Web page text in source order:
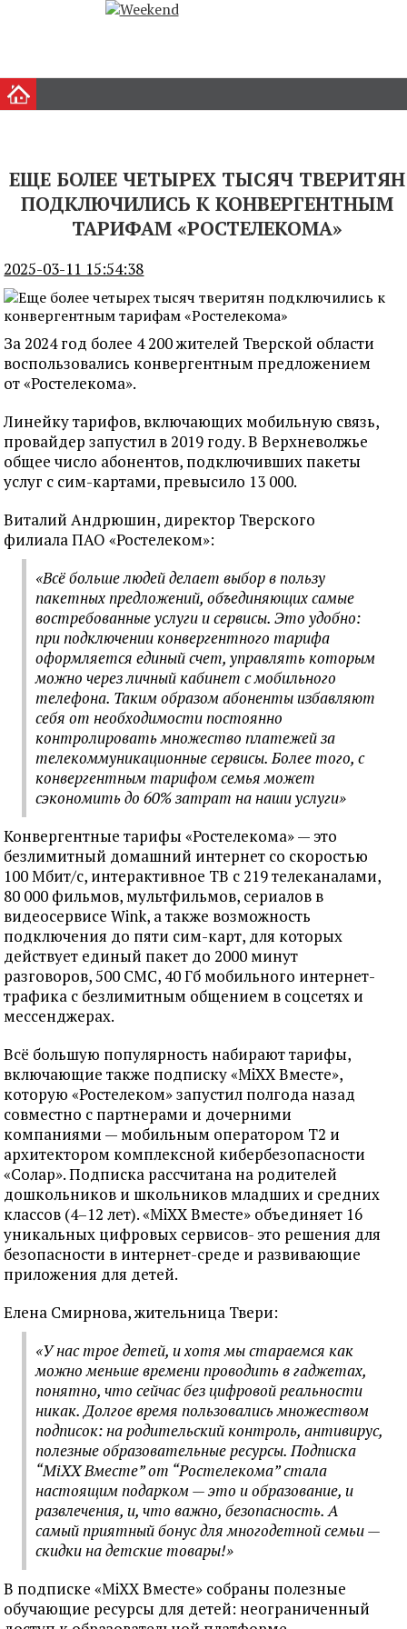
ЕЩЕ БОЛЕЕ ЧЕТЫРЕХ ТЫСЯЧ ТВЕРИТЯН
ПОДКЛЮЧИЛИСЬ К КОНВЕРГЕНТНЫМ
ТАРИФАМ «РОСТЕЛЕКОМА»
2025-03-11 15:54:38
За 2024 год более 4 200 жителей Тверской области
воспользовались конвергентным предложением
от «Ростелекома».
Линейку тарифов, включающих мобильную связь,
провайдер запустил в 2019 году. В Верхневолжье
общее число абонентов, подключивших пакеты
услуг с сим-картами, превысило 13 000.
Виталий Андрюшин, директор Тверского
филиала ПАО «Ростелеком»:
«Всё больше людей делает выбор в пользу
пакетных предложений, объединяющих самые
востребованные услуги и сервисы. Это удобно:
при подключении конвергентного тарифа
оформляется единый счет, управлять которым
можно через личный кабинет с мобильного
телефона. Таким образом абоненты избавляют
себя от необходимости постоянно
контролировать множество платежей за
телекоммуникационные сервисы. Более того, с
конвергентным тарифом семья может
сэкономить до 60% затрат на наши услуги»
Конвергентные тарифы «Ростелекома» — это
безлимитный домашний интернет со скоростью
100 Мбит/с, интерактивное ТВ с 219 телеканалами,
80 000 фильмов, мультфильмов, сериалов в
видеосервисе Wink, а также возможность
подключения до пяти сим-карт, для которых
действует единый пакет до 2000 минут
разговоров, 500 СМС, 40 Гб мобильного интернет-
трафика с безлимитным общением в соцсетях и
мессенджерах.
Всё большую популярность набирают тарифы,
включающие также подписку «MiXX Вместе»,
которую «Ростелеком» запустил полгода назад
совместно с партнерами и дочерними
компаниями — мобильным оператором Т2 и
архитектором комплексной кибербезопасности
«Солар». Подписка рассчитана на родителей
дошкольников и школьников младших и средних
классов (4–12 лет). «MiXX Вместе» объединяет 16
уникальных цифровых сервисов- это решения для
безопасности в интернет-среде и развивающие
приложения для детей.
Елена Смирнова, жительница Твери:
«У нас трое детей, и хотя мы стараемся как
можно меньше времени проводить в гаджетах,
понятно, что сейчас без цифровой реальности
никак. Долгое время пользовались множеством
подписок: на родительский контроль, антивирус,
полезные образовательные ресурсы. Подписка
“MiXX Вместе” от “Ростелекома” стала
настоящим подарком — это и образование, и
развлечения, и, что важно, безопасность. А
самый приятный бонус для многодетной семьи —
скидки на детские товары!»
В подписке «MiXX Вместе» собраны полезные
обучающие ресурсы для детей: неограниченный